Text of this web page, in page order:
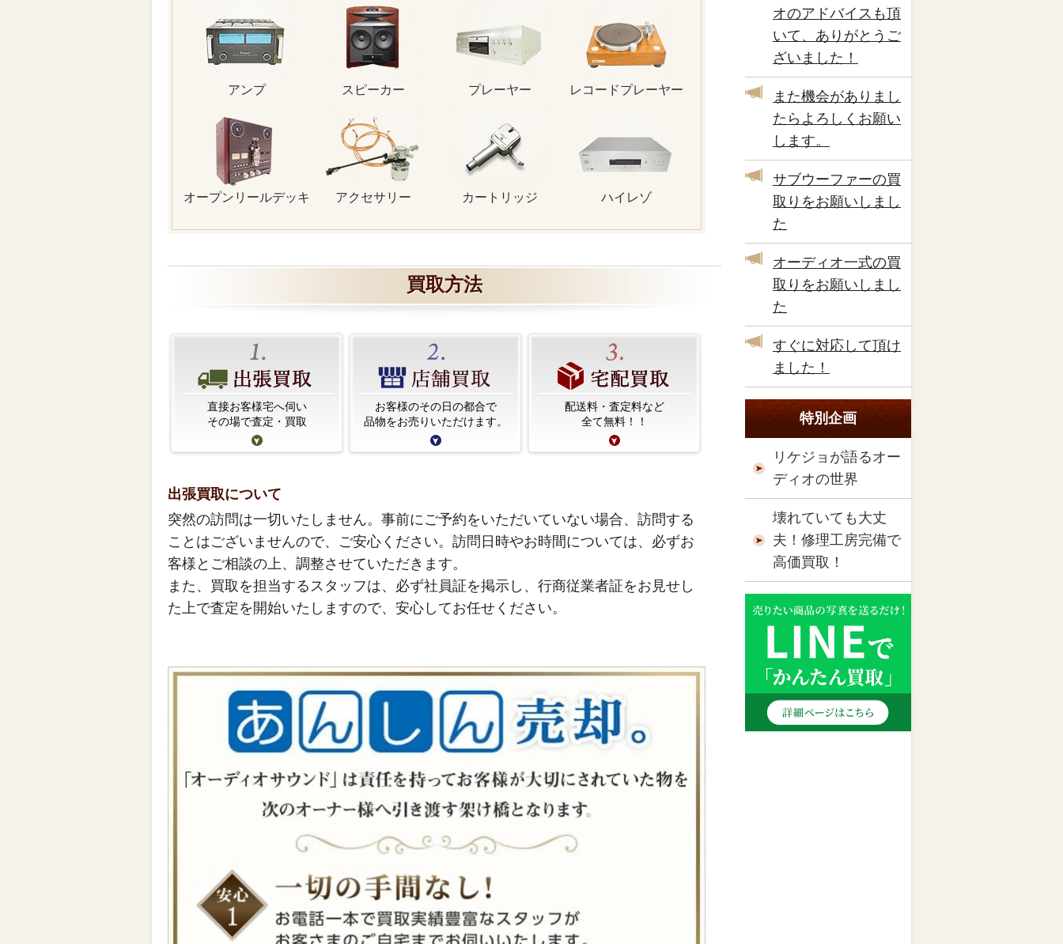
アンプ スピーカー プレーヤー レコードプレーヤー
オープンリールデッキ アクセサリー カートリッジ ハイレゾ
買取方法
直接お客様宅へ伺い
その場で査定・買取
お客様のその日の都合で
品物をお売りいただけます。
配送料・査定料など
全て無料！！
出張買取について
突然の訪問は一切いたしません。事前にご予約をいただいていない場合、訪問する
ことはございませんので、ご安心ください。訪問日時やお時間については、必ずお
客様とご相談の上、調整させていただきます。
また、買取を担当するスタッフは、必ず社員証を掲示し、行商従業者証をお見せし
た上で査定を開始いたしますので、安心してお任せください。
オのアドバイスも頂
いて、ありがとうご
ざいました！
また機会がありまし
たらよろしくお願い
します。
サブウーファーの買
取りをお願いしまし
た
オーディオ一式の買
取りをお願いしまし
た
すぐに対応して頂け
ました！
特別企画
リケジョが語るオー
ディオの世界
壊れていても大丈
夫！修理工房完備で
高価買取！